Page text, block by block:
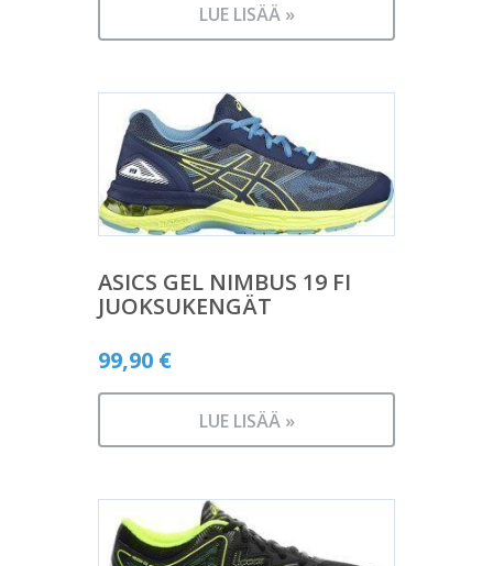
LUE LISÄÄ »
ASICS GEL NIMBUS 19 FI
JUOKSUKENGÄT
99,90 €
LUE LISÄÄ »